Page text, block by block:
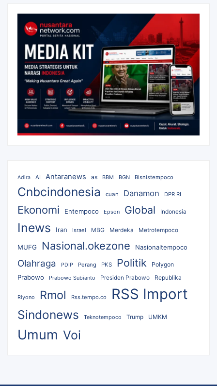
Adira AI Antaranews as BBM BGN Bisnistempoco
Cnbcindonesia cuan Danamon DPR RI
Ekonomi Entempoco Epson Global Indonesia
Inews Iran Israel MBG Merdeka Metrotempoco
MUFG Nasional.okezone Nasionaltempoco
Olahraga PDIP Perang PKS Politik Polygon
Prabowo Prabowo Subianto Presiden Prabowo Republika
Riyono Rmol Rss.tempo.co RSS Import
Sindonews Teknotempoco Trump UMKM
Umum Voi